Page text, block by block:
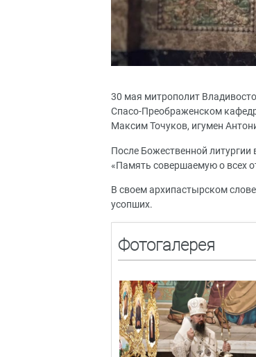
30 мая митрополит
Спасо-Преображенском
Максим Точуков, игумен
После Божественной
«Память совершаемую о всех
В своем архипастырском
усопших.
Фотогалерея